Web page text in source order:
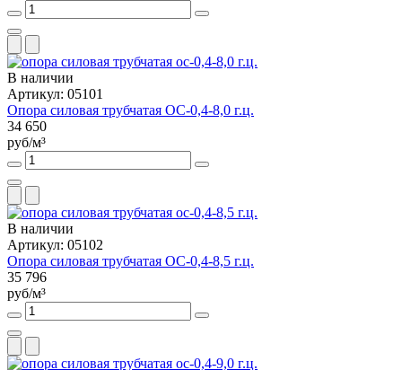
В наличии
Артикул: 05101
Опора силовая трубчатая ОС-0,4-8,0 г.ц.
34 650
руб/м³
В наличии
Артикул: 05102
Опора силовая трубчатая ОС-0,4-8,5 г.ц.
35 796
руб/м³